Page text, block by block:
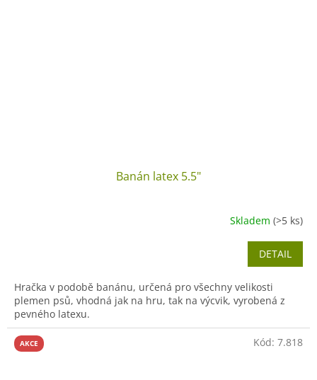
Banán latex 5.5"
Skladem (>5 ks)
DETAIL
Hračka v podobě banánu, určená pro všechny velikosti
plemen psů, vhodná jak na hru, tak na výcvik, vyrobená z
pevného latexu.
AKCE Kód: 7.818